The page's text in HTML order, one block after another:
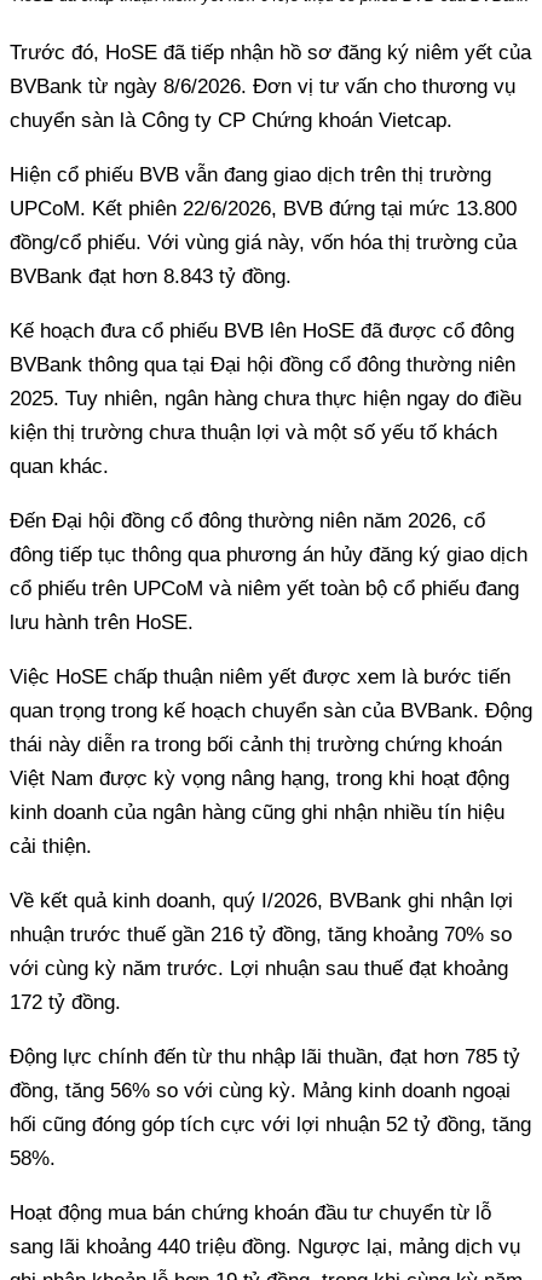
Trước đó, HoSE đã tiếp nhận hồ sơ đăng ký niêm yết của
BVBank từ ngày 8/6/2026. Đơn vị tư vấn cho thương vụ
chuyển sàn là Công ty CP Chứng khoán Vietcap.
Hiện cổ phiếu BVB vẫn đang giao dịch trên thị trường
UPCoM. Kết phiên 22/6/2026, BVB đứng tại mức 13.800
đồng/cổ phiếu. Với vùng giá này, vốn hóa thị trường của
BVBank đạt hơn 8.843 tỷ đồng.
Kế hoạch đưa cổ phiếu BVB lên HoSE đã được cổ đông
BVBank thông qua tại Đại hội đồng cổ đông thường niên
2025. Tuy nhiên, ngân hàng chưa thực hiện ngay do điều
kiện thị trường chưa thuận lợi và một số yếu tố khách
quan khác.
Đến Đại hội đồng cổ đông thường niên năm 2026, cổ
đông tiếp tục thông qua phương án hủy đăng ký giao dịch
cổ phiếu trên UPCoM và niêm yết toàn bộ cổ phiếu đang
lưu hành trên HoSE.
Việc HoSE chấp thuận niêm yết được xem là bước tiến
quan trọng trong kế hoạch chuyển sàn của BVBank. Động
thái này diễn ra trong bối cảnh thị trường chứng khoán
Việt Nam được kỳ vọng nâng hạng, trong khi hoạt động
kinh doanh của ngân hàng cũng ghi nhận nhiều tín hiệu
cải thiện.
Về kết quả kinh doanh, quý I/2026, BVBank ghi nhận lợi
nhuận trước thuế gần 216 tỷ đồng, tăng khoảng 70% so
với cùng kỳ năm trước. Lợi nhuận sau thuế đạt khoảng
172 tỷ đồng.
Động lực chính đến từ thu nhập lãi thuần, đạt hơn 785 tỷ
đồng, tăng 56% so với cùng kỳ. Mảng kinh doanh ngoại
hối cũng đóng góp tích cực với lợi nhuận 52 tỷ đồng, tăng
58%.
Hoạt động mua bán chứng khoán đầu tư chuyển từ lỗ
sang lãi khoảng 440 triệu đồng. Ngược lại, mảng dịch vụ